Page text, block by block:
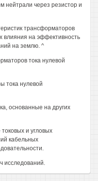
нейтрали через резистор и
трансформаторов
влияния на эффективность
на землю. ^
тока нулевой
тока нулевой
основанные на других
и угловых
кабельных
исследований.